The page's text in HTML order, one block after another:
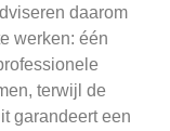
daarom
werken: één
terwijl de
garandeert een